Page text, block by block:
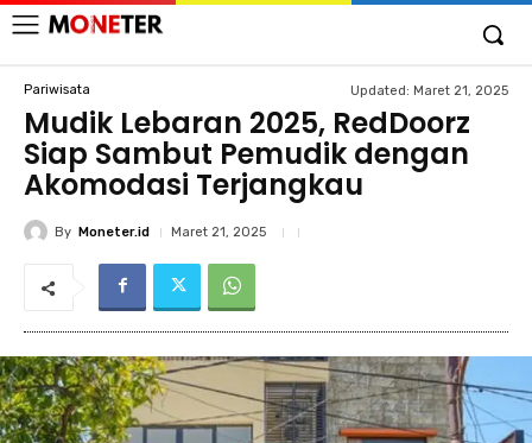
Pariwisata Updated: Maret 21, 2025
Mudik Lebaran 2025, RedDoorz
Siap Sambut Pemudik dengan
Akomodasi Terjangkau
By Moneter.id Maret 21, 2025